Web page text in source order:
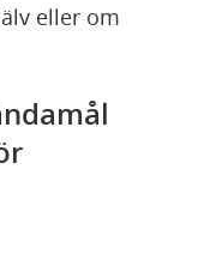
eller om